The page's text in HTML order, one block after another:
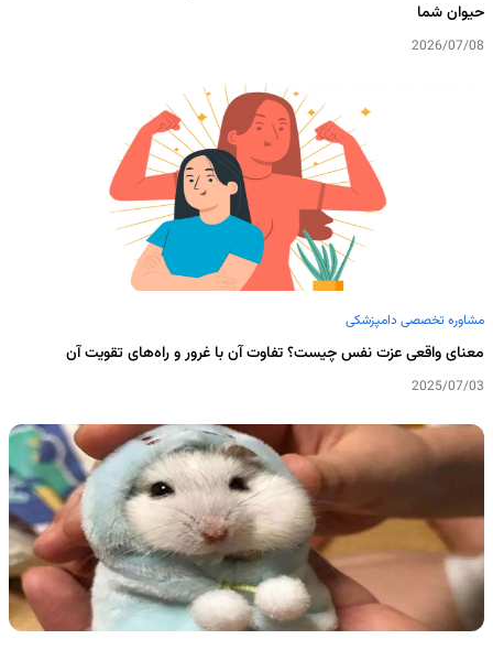
حیوان شما
2026/07/08
مشاوره تخصصی دامپزشکی
معنای واقعی عزت نفس چیست؟ تفاوت آن با غرور و راه‌های تقویت آن
2025/07/03